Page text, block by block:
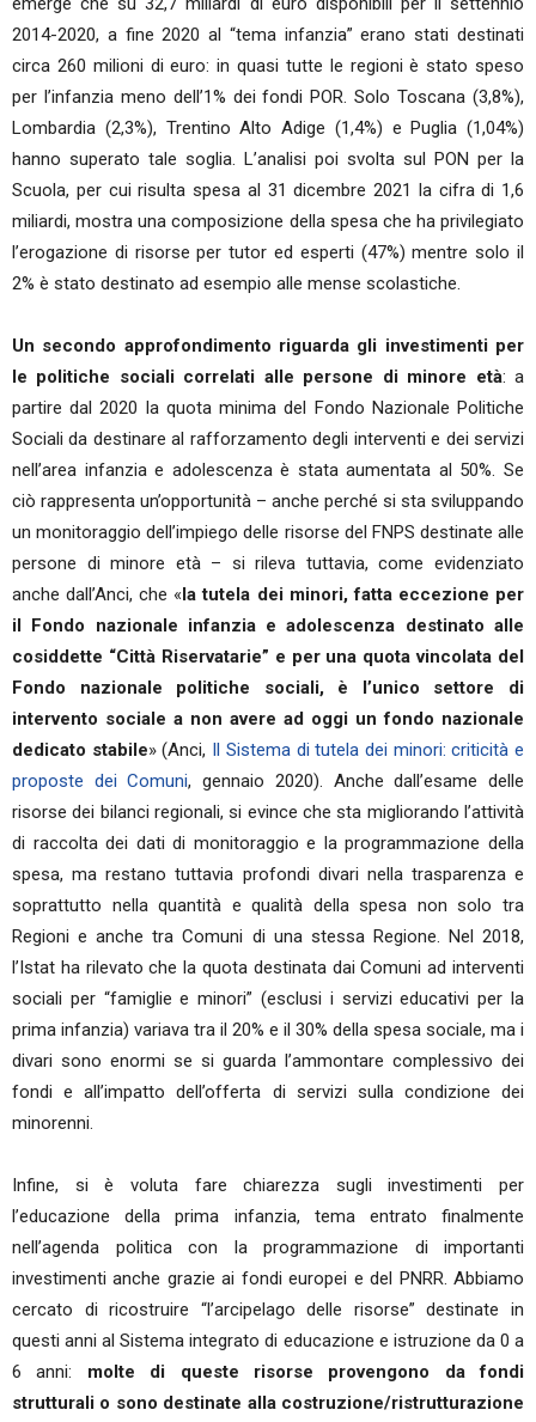
2014-2020, a fine 2020 al “tema infanzia” erano stati destinati
circa 260 milioni di euro: in quasi tutte le regioni è stato speso
per l’infanzia meno dell’1% dei fondi POR. Solo Toscana (3,8%),
Lombardia (2,3%), Trentino Alto Adige (1,4%) e Puglia (1,04%)
hanno superato tale soglia. L’analisi poi svolta sul PON per la
Scuola, per cui risulta spesa al 31 dicembre 2021 la cifra di 1,6
miliardi, mostra una composizione della spesa che ha privilegiato
l’erogazione di risorse per tutor ed esperti (47%) mentre solo il
2% è stato destinato ad esempio alle mense scolastiche.
Un secondo approfondimento riguarda gli investimenti per
le politiche sociali correlati alle persone di minore età: a
partire dal 2020 la quota minima del Fondo Nazionale Politiche
Sociali da destinare al rafforzamento degli interventi e dei servizi
nell’area infanzia e adolescenza è stata aumentata al 50%. Se
ciò rappresenta un’opportunità – anche perché si sta sviluppando
un monitoraggio dell’impiego delle risorse del FNPS destinate alle
persone di minore età – si rileva tuttavia, come evidenziato
anche dall’Anci, che «la tutela dei minori, fatta eccezione per
il Fondo nazionale infanzia e adolescenza destinato alle
cosiddette “Città Riservatarie” e per una quota vincolata del
Fondo nazionale politiche sociali, è l’unico settore di
intervento sociale a non avere ad oggi un fondo nazionale
dedicato stabile» (Anci, Il Sistema di tutela dei minori: criticità e
proposte dei Comuni, gennaio 2020). Anche dall’esame delle
risorse dei bilanci regionali, si evince che sta migliorando l’attività
di raccolta dei dati di monitoraggio e la programmazione della
spesa, ma restano tuttavia profondi divari nella trasparenza e
soprattutto nella quantità e qualità della spesa non solo tra
Regioni e anche tra Comuni di una stessa Regione. Nel 2018,
l’Istat ha rilevato che la quota destinata dai Comuni ad interventi
sociali per “famiglie e minori” (esclusi i servizi educativi per la
prima infanzia) variava tra il 20% e il 30% della spesa sociale, ma i
divari sono enormi se si guarda l’ammontare complessivo dei
fondi e all’impatto dell’offerta di servizi sulla condizione dei
minorenni.
Infine, si è voluta fare chiarezza sugli investimenti per
l’educazione della prima infanzia, tema entrato finalmente
nell’agenda politica con la programmazione di importanti
investimenti anche grazie ai fondi europei e del PNRR. Abbiamo
cercato di ricostruire “l’arcipelago delle risorse” destinate in
questi anni al Sistema integrato di educazione e istruzione da 0 a
6 anni: molte di queste risorse provengono da fondi
strutturali o sono destinate alla costruzione/ristrutturazione